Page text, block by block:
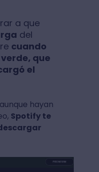
a que
del
cuando
que
el
hayan
Spotify te